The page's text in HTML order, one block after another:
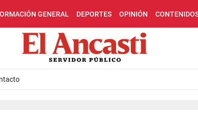
GENERAL DEPORTES OPINIÓN